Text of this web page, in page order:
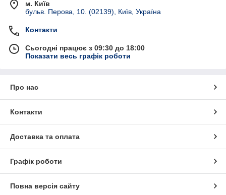
м. Київ
бульв. Перова, 10. (02139), Київ, Україна
Контакти
Сьогодні працює з 09:30 до 18:00
Показати весь графік роботи
Про нас
Контакти
Доставка та оплата
Графік роботи
Повна версія сайту